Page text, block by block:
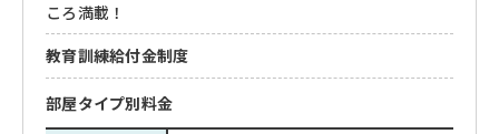
ころ満載！
教育訓練給付金制度
部屋タイプ別料金